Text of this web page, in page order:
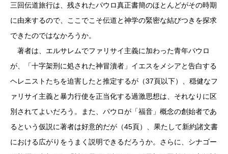
三回伝道旅行は、残されたパウロ真正書簡のほとんどがその時期
に由来するので、ここでこそ伝道と神学の緊密な結びつきを探求
できたのではなかろうか。
著者は、エルサレムでファリサイ主義に加わった青年パウロ
が、「十字架刑に処された神冒瀆者」イエスをメシアと告白する
ヘレニストたちを迫害したと推定するが（37頁以下）、穏健なフ
ァリサイ主義と暴力行使を正当化する過激思想は、それなりに区
別されてよいだろう。また、パウロが「福音」概念の創始者であ
るという仮説に著者は好意的だが（45頁）、果たして新約諸文書
における広がりをうまく説明できるだろうか。さらに、シナゴー